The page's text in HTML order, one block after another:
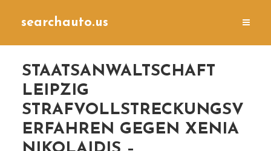
searchauto.us
STAATSANWALTSCHAFT
LEIPZIG
STRAFVOLLSTRECKUNGSV
ERFAHREN GEGEN XENIA